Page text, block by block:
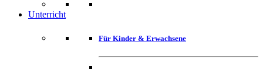
Unterricht
Für Kinder & Erwachsene